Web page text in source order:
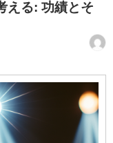
える: 功績とそ